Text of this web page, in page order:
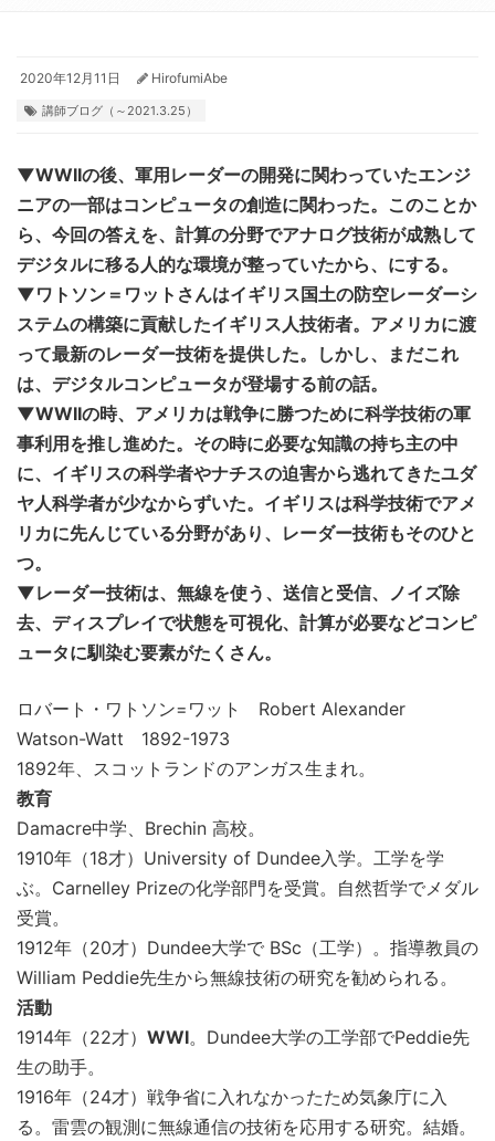
2020年12月11日 HirofumiAbe
講師ブログ（～2021.3.25）
▼WWIIの後、軍用レーダーの開発に関わっていたエンジ
ニアの一部はコンピュータの創造に関わった。このことか
ら、今回の答えを、計算の分野でアナログ技術が成熟して
デジタルに移る人的な環境が整っていたから、にする。
▼ワトソン＝ワットさんはイギリス国土の防空レーダーシ
ステムの構築に貢献したイギリス人技術者。アメリカに渡
って最新のレーダー技術を提供した。しかし、まだこれ
は、デジタルコンピュータが登場する前の話。
▼WWIIの時、アメリカは戦争に勝つために科学技術の軍
事利用を推し進めた。その時に必要な知識の持ち主の中
に、イギリスの科学者やナチスの迫害から逃れてきたユダ
ヤ人科学者が少なからずいた。イギリスは科学技術でアメ
リカに先んじている分野があり、レーダー技術もそのひと
つ。
▼レーダー技術は、無線を使う、送信と受信、ノイズ除
去、ディスプレイで状態を可視化、計算が必要などコンピ
ュータに馴染む要素がたくさん。
ロバート・ワトソン=ワット Robert Alexander
Watson-Watt 1892-1973
1892年、スコットランドのアンガス生まれ。
教育
Damacre中学、Brechin 高校。
1910年（18才）University of Dundee入学。工学を学
ぶ。Carnelley Prizeの化学部門を受賞。自然哲学でメダル
受賞。
1912年（20才）Dundee大学で BSc（工学）。指導教員の
William Peddie先生から無線技術の研究を勧められる。
活動
1914年（22才） WWI。Dundee大学の工学部でPeddie先
生の助手。
1916年（24才）戦争省に入れなかったため気象庁に入
る。雷雲の観測に無線通信の技術を応用する研究。結婚。